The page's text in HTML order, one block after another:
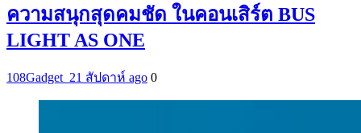
ความสนุกสุดคมชัด ในคอนเสิร์ต BUS
LIGHT AS ONE
108Gadget_21 สัปดาห์ ago 0